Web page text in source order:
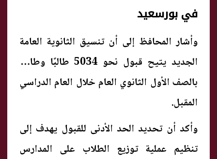
في بورسعيد
وأشار المحافظ إلى أن تنسيق الثانوية العامة
الجديد يتيح قبول نحو 5034 طالبًا وطالبة
بالصف الأول الثانوي العام خلال العام الدراسي
المقبل.
وأكد أن تحديد الحد الأدنى للقبول يهدف إلى
تنظيم عملية توزيع الطلاب على المدارس